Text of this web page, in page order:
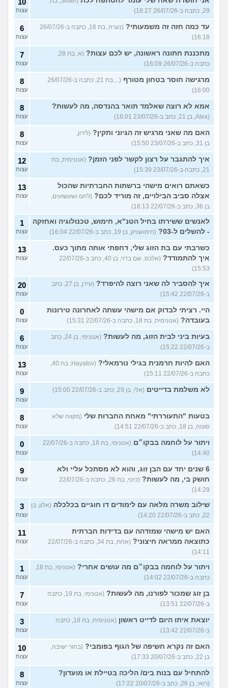
29, כתבה ב-26/07/26 16:27)
10
עצות
עד כמה חזה זה משמעותי?
(נערה, בת 16, כתבה ב-26/07/26
16:18)
6
עצות
מתכננת חתונה ראשונה, יש לכם עצות?
(א, בת 28,
כתבה ב-26/07/26 16:09)
7
עצות
מרגישה חוסר בטחון מטורף
(.., בת 21, כתבה ב-26/07/26
16:00)
8
עצות
אמא לא רוצה שאלמד תואר בהנדסה, מה לעשות?
(Alex, בן 21, כתב ב-23/07/26 16:01)
8
עצות
האם מה שאני מרגיש זה הגיוני ותקין? (לירון,
בן 31, כתב ב-23/07/26 15:50)
8
עצות
איך להתגבר על רצון לקשר לפני הזמן? (אנונימית, בת
21, כתבה ב-23/07/26 15:39)
12
עצות
כשאתם רואים מישהי ברשתות החברתיות שהכול
אצלה סביב הבילויים, זה מוריד לכם? (לחם ושעשועים,
בן 36, כתב ב-22/07/26 16:13)
13
עצות
לאנשים ששירתו בחיל הטנ"א, חימוש, טכנולוגיה ואחזקה
- להשלים ל-03?
(חימושניק, בן 19, כתב ב-22/07/26 16:04)
1
עצות
כשרבתי עם בת הזוג שלי, דחפתי אותה מתוך כעס.
איך להתמודד?
(אלכס, שם בדוי, בן 40, כתב ב-22/07/26
15:53)
13
עצות
איך להסביר לה שאני רוצה להיפרד?
(עידן, בן 27, כתב
ב-22/07/26 15:42)
20
עצות
היי. רציתי לבדוק אם מישהי עשתה לאחרונה טירונות
בעובדה? (אנונימית, בת 18, כתבה ב-22/07/26 15:31)
0
עצות
בעיות ביני לבית הזוג, מה לעשות?
(אנונימי, בן 24, כתב
ב-22/07/26 15:22)
6
עצות
האם להיות חרמנית בגילי נורמאלי?
(Hayatov, בת 40,
כתבה ב-22/07/26 15:11)
13
עצות
לא משלמת בדייטים (אלי, בן 29, כתב ב-22/07/26 15:00) 9
עצות
בטעות "התעוררתי" מאחת החברות שלי (מקווה שלא
סוטה, בן 18, כתב ב-22/07/26 14:51)
8
עצות
ויתור על לוחמה בבקו״ם
(אנונימי, בת 18, כתבה ב-22/07/26
14:40)
0
עצות
6 שנים יחד עם הבן זוג, והוא לא מסתכל עליי ולא
חושק בי, מה לעשות?
(כינוי, בת 26, כתבה ב-22/07/26
14:29)
9
עצות
שילוב משרה מלאה עם לימודים דו חוגיים בכלכלה (אלון, בן
22, כתב ב-22/07/26 14:20)
3
עצות
האם יש מישהי שמזדהה עם בדידות חברתית
כתוצאה ממראה חיצוני?
(אחת, בת 34, כתבה ב-22/07/26
14:11)
11
עצות
ויתור על לוחמה בבקו״ם מה עושים אחרי?
(אנונימי, בת 18,
כתבה ב-22/07/26 14:02)
1
עצות
בן זוג שמכור לפורנו, מה לעשות?
(אנונימי, בת 19, כתבה
ב-22/07/26 13:51)
7
עצות
יוצאת איתו היום לדייט ראשון
(אנונימית, בת 18, כתבה
ב-22/07/26 13:42)
3
עצות
האם זה נקרא חשיפה של הגוף בפומבי? (בחור ישיבה,
בן 22, כתב ב-20/07/26 17:33)
10
עצות
להתחיל עם בנות בים/ הליכה בטיילת או מועדון?
(רואי, בן 26, כתב ב-20/07/26 17:22)
8
עצות